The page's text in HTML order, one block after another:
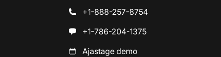
+1-888-257-8754
+1-786-204-1375
Ajastage demo